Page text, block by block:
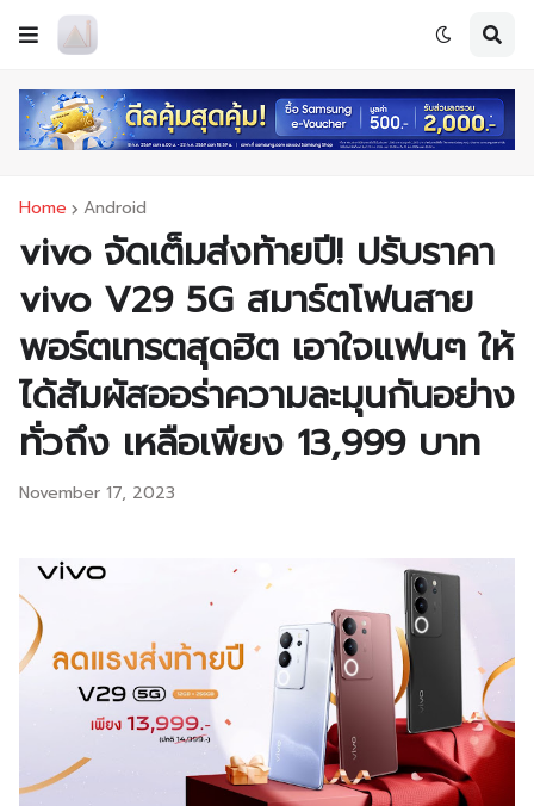
Home Android
vivo จัดเต็มส่งท้ายปี! ปรับราคา
vivo V29 5G สมาร์ตโฟนสาย
พอร์ตเทรตสุดฮิต เอาใจแฟนๆ ให้
ได้สัมผัสออร่าความละมุนกันอย่าง
ทั่วถึง เหลือเพียง 13,999 บาท
November 17, 2023